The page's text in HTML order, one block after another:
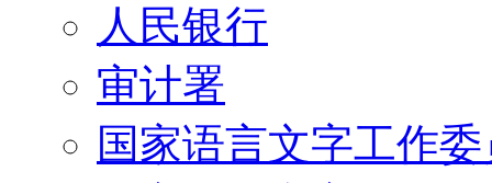
人民银行
审计署
国家语言文字工作